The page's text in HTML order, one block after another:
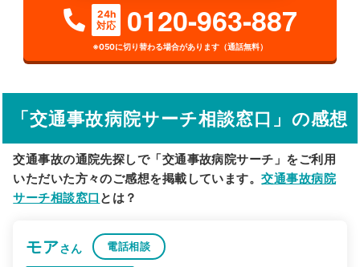
詳細条件で絞り込む
その他の検索方法
駅から探す 院名から探す
24h
対応
0120-963-887
※050に切り替わる場合があります（通話無料）
「交通事故病院サーチ相談窓口」の感想
交通事故の通院先探しで「交通事故病院サーチ」をご利用
いただいた方々のご感想を掲載しています。交通事故病院
サーチ相談窓口 とは？
モアさん 電話相談